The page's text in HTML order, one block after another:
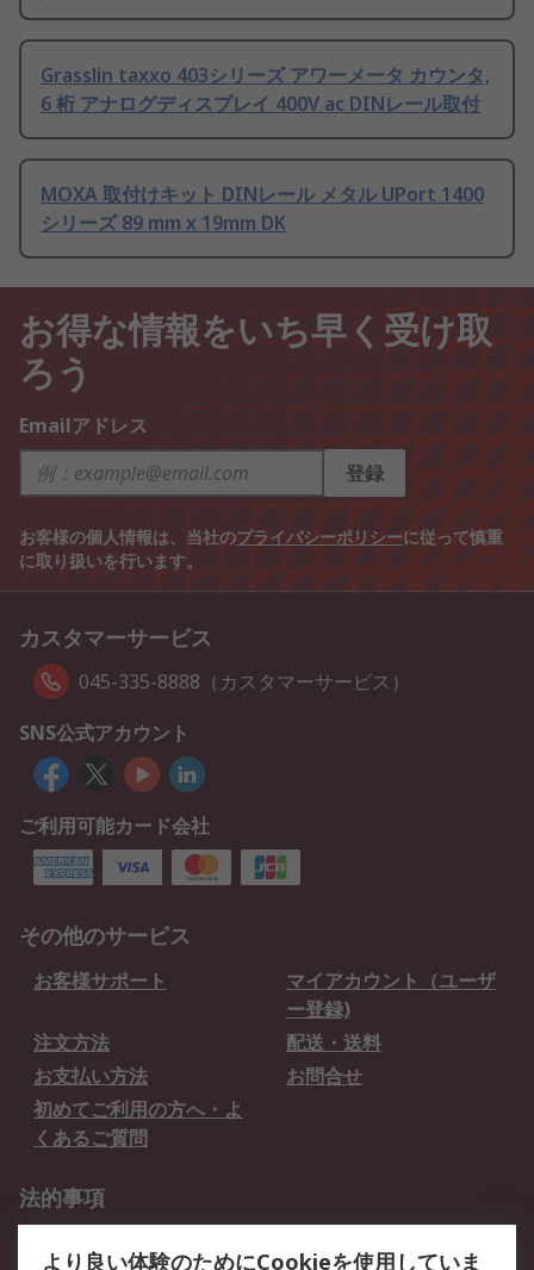
Grasslin taxxo 403シリーズ アワーメータ カウンタ,
6 桁 アナログディスプレイ 400V ac DINレール取付
MOXA 取付けキット DINレール メタル UPort 1400
シリーズ 89 mm x 19mm DK
お得な情報をいち早く受け取
ろう
Emailアドレス
登録
お客様の個人情報は、当社のプライバシーポリシーに従って慎重
に取り扱いを行います。
カスタマーサービス
045-335-8888（カスタマーサービス）
SNS公式アカウント
ご利用可能カード会社
その他のサービス
お客様サポート
マイアカウント（ユーザ
ー登録)
注文方法
配送・送料
お支払い方法
お問合せ
初めてご利用の方へ・よ
くあるご質問
法的事項
より良い体験のためにCookieを使用していま